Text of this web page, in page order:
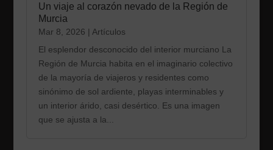
Un viaje al corazón nevado de la Región de
Murcia
Mar 8, 2026 | Artículos
El esplendor desconocido del interior murciano La
Región de Murcia habita en el imaginario colectivo
de la mayoría de viajeros y residentes como
sinónimo de sol ardiente, playas interminables y
un interior árido, casi desértico. Es una imagen
que se ajusta a la...